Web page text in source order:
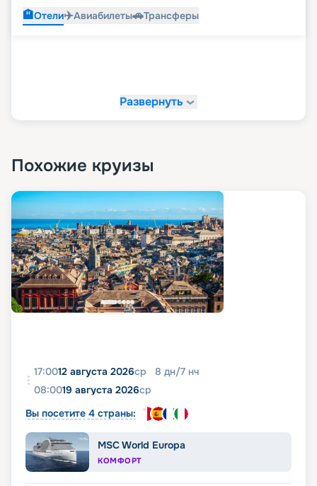
🏨Отели✈️Авиабилеты🚗Трансферы
Развернуть
Похожие круизы
17:0012 августа 2026ср 8 дн/7 нч
08:0019 августа 2026ср
Вы посетите 4 страны:
MSC World Europa
КОМФОРТ